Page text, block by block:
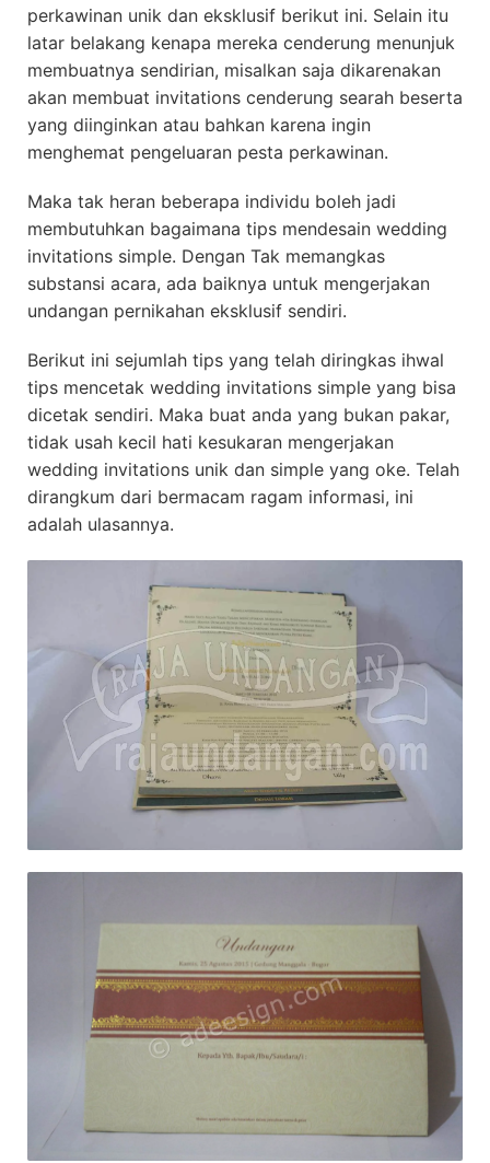
perkawinan unik dan eksklusif berikut ini. Selain itu
latar belakang kenapa mereka cenderung menunjuk
membuatnya sendirian, misalkan saja dikarenakan
akan membuat invitations cenderung searah beserta
yang diinginkan atau bahkan karena ingin
menghemat pengeluaran pesta perkawinan.
Maka tak heran beberapa individu boleh jadi
membutuhkan bagaimana tips mendesain wedding
invitations simple. Dengan Tak memangkas
substansi acara, ada baiknya untuk mengerjakan
undangan pernikahan eksklusif sendiri.
Berikut ini sejumlah tips yang telah diringkas ihwal
tips mencetak wedding invitations simple yang bisa
dicetak sendiri. Maka buat anda yang bukan pakar,
tidak usah kecil hati kesukaran mengerjakan
wedding invitations unik dan simple yang oke. Telah
dirangkum dari bermacam ragam informasi, ini
adalah ulasannya.